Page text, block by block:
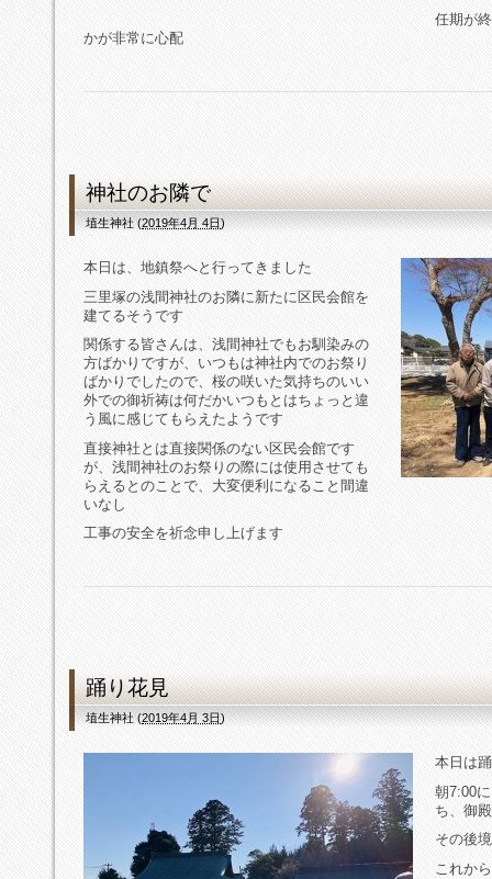
任期が
かが非常に心配
神社のお隣で
埴生神社(2019年4月 4日)
本日は、地鎮祭へと行ってきました
三里塚の浅間神社のお隣に新たに区民会館を
建てるそうです
関係する皆さんは、浅間神社でもお馴染みの
方ばかりですが、いつもは神社内でのお祭り
ばかりでしたので、桜の咲いた気持ちのいい
外での御祈祷は何だかいつもとはちょっと違
う風に感じてもらえたようです
直接神社とは直接関係のない区民会館です
が、浅間神社のお祭りの際には使用させても
らえるとのことで、大変便利になること間違
いなし
工事の安全を祈念申し上げます
踊り花見
埴生神社(2019年4月 3日)
本日は
朝7:00
ち、御
その後
これか